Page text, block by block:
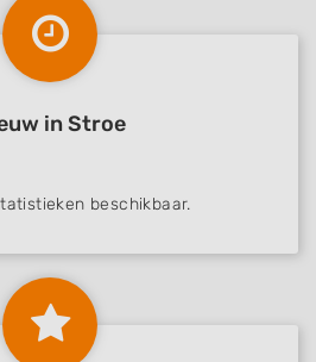
in Stroe
beschikbaar.